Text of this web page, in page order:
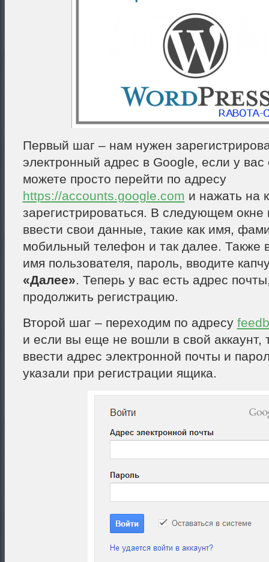
Первый шаг – нам нужен
электронный адрес в Google, если у вас
можете просто перейти по адресу
https://accounts.google.com и нажать на
зарегистрироваться. В следующем окне
ввести свои данные, такие как имя,
мобильный телефон и так далее. Также
имя пользователя, пароль, вводите
«Далее». Теперь у вас есть адрес
продолжить регистрацию.
Второй шаг – переходим по адресу
и если вы еще не вошли в свой аккаунт,
ввести адрес электронной почты и
указали при регистрации ящика.